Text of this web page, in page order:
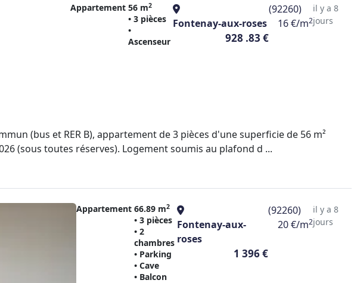
Appartement 56 m2
• 3 pièces
•
Ascenseur
Fontenay-aux-roses
928 .83 €
(92260)
16 €/m2
il y a 8
jours
(bus et RER B), appartement de 3 pièces d'une superficie de 56 m²
(sous toutes réserves). Logement soumis au plafond d ...
Appartement 66.89 m2
• 3 pièces
• 2
chambres
• Parking
• Cave
• Balcon
Fontenay-aux-
roses
1 396 €
(92260)
20 €/m2
il y a 8
jours